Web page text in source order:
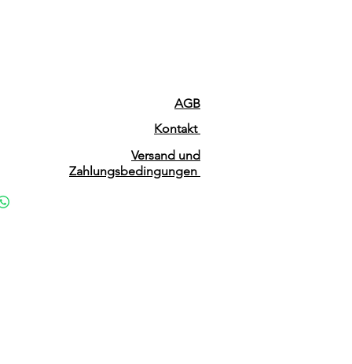
AGB
Kontakt
Versand und
Zahlungsbedingungen